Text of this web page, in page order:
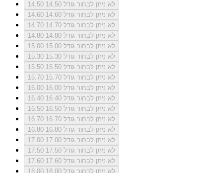
14.50
לא ניתן לבחור גודל 14.50
14.60
לא ניתן לבחור גודל 14.60
14.70
לא ניתן לבחור גודל 14.70
14.80
לא ניתן לבחור גודל 14.80
15.00
לא ניתן לבחור גודל 15.00
15.30
לא ניתן לבחור גודל 15.30
15.50
לא ניתן לבחור גודל 15.50
15.70
לא ניתן לבחור גודל 15.70
16.00
לא ניתן לבחור גודל 16.00
16.40
לא ניתן לבחור גודל 16.40
16.50
לא ניתן לבחור גודל 16.50
16.70
לא ניתן לבחור גודל 16.70
16.80
לא ניתן לבחור גודל 16.80
17.00
לא ניתן לבחור גודל 17.00
17.50
לא ניתן לבחור גודל 17.50
17.60
לא ניתן לבחור גודל 17.60
18.00
לא ניתן לבחור גודל 18.00